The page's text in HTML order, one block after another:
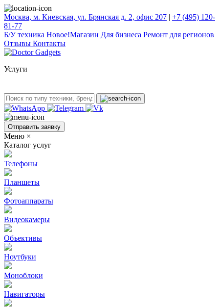
Москва, м. Киевская, ул. Брянская д. 2, офис 207 | +7 (495) 120-
81-77
Б/У техникa Новое!Магазин Для бизнеса Ремонт для регионов
Отзывы Контакты
Услуги
Отправить заявку
Меню ×
Каталог услуг
Телефоны
Планшеты
Фотоаппараты
Видеокамеры
Объективы
Ноутбуки
Моноблоки
Навигаторы